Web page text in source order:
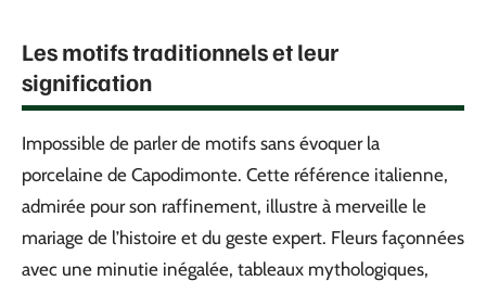
Les motifs traditionnels et leur
signification
Impossible de parler de motifs sans évoquer la
porcelaine de Capodimonte. Cette référence italienne,
admirée pour son raffinement, illustre à merveille le
mariage de l’histoire et du geste expert. Fleurs façonnées
avec une minutie inégalée, tableaux mythologiques,